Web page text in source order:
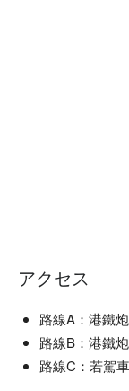
アクセス
路線A：港鐵
路線B：港鐵
路線C：若駕